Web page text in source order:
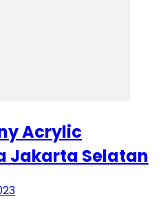
Acrylic
Jakarta Selatan